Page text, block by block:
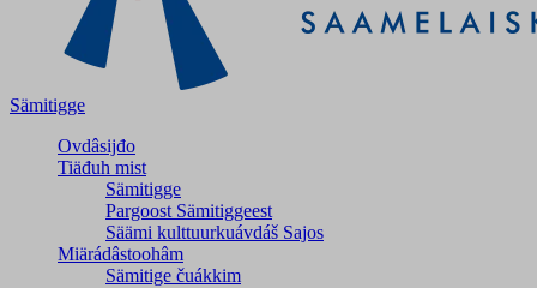
Sämitigge
Ovdâsijđo
Tiäđuh mist
Sämitigge
Pargoost Sämitiggeest
Säämi kulttuurkuávdáš Sajos
Miärádâstoohâm
Sämitige čuákkim